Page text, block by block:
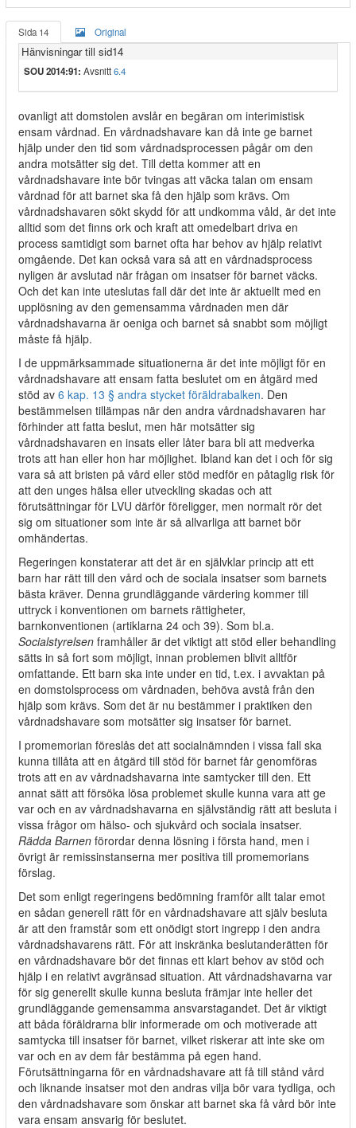
Sida 14 Original
Hänvisningar till sid14
SOU 2014:91: Avsnitt6.4
ovanligt att domstolen avslår en begäran om interimistisk
ensam vårdnad. En vårdnadshavare kan då inte ge barnet
hjälp under den tid som vårdnadsprocessen pågår om den
andra motsätter sig det. Till detta kommer att en
vårdnadshavare inte bör tvingas att väcka talan om ensam
vårdnad för att barnet ska få den hjälp som krävs. Om
vårdnadshavaren sökt skydd för att undkomma våld, är det inte
alltid som det finns ork och kraft att omedelbart driva en
process samtidigt som barnet ofta har behov av hjälp relativt
omgående. Det kan också vara så att en vårdnadsprocess
nyligen är avslutad när frågan om insatser för barnet väcks.
Och det kan inte uteslutas fall där det inte är aktuellt med en
upplösning av den gemensamma vårdnaden men där
vårdnadshavarna är oeniga och barnet så snabbt som möjligt
måste få hjälp.
I de uppmärksammade situationerna är det inte möjligt för en
vårdnadshavare att ensam fatta beslutet om en åtgärd med
stöd av 6 kap. 13 § andra stycket föräldrabalken. Den
bestämmelsen tillämpas när den andra vårdnadshavaren har
förhinder att fatta beslut, men här motsätter sig
vårdnadshavaren en insats eller låter bara bli att medverka
trots att han eller hon har möjlighet. Ibland kan det i och för sig
vara så att bristen på vård eller stöd medför en påtaglig risk för
att den unges hälsa eller utveckling skadas och att
förutsättningar för LVU därför föreligger, men normalt rör det
sig om situationer som inte är så allvarliga att barnet bör
omhändertas.
Regeringen konstaterar att det är en självklar princip att ett
barn har rätt till den vård och de sociala insatser som barnets
bästa kräver. Denna grundläggande värdering kommer till
uttryck i konventionen om barnets rättigheter,
barnkonventionen (artiklarna 24 och 39). Som bl.a.
Socialstyrelsen framhåller är det viktigt att stöd eller behandling
sätts in så fort som möjligt, innan problemen blivit alltför
omfattande. Ett barn ska inte under en tid, t.ex. i avvaktan på
en domstolsprocess om vårdnaden, behöva avstå från den
hjälp som krävs. Som det är nu bestämmer i praktiken den
vårdnadshavare som motsätter sig insatser för barnet.
I promemorian föreslås det att socialnämnden i vissa fall ska
kunna tillåta att en åtgärd till stöd för barnet får genomföras
trots att en av vårdnadshavarna inte samtycker till den. Ett
annat sätt att försöka lösa problemet skulle kunna vara att ge
var och en av vårdnadshavarna en självständig rätt att besluta i
vissa frågor om hälso- och sjukvård och sociala insatser.
Rädda Barnen förordar denna lösning i första hand, men i
övrigt är remissinstanserna mer positiva till promemorians
förslag.
Det som enligt regeringens bedömning framför allt talar emot
en sådan generell rätt för en vårdnadshavare att själv besluta
är att den framstår som ett onödigt stort ingrepp i den andra
vårdnadshavarens rätt. För att inskränka beslutanderätten för
en vårdnadshavare bör det finnas ett klart behov av stöd och
hjälp i en relativt avgränsad situation. Att vårdnadshavarna var
för sig generellt skulle kunna besluta främjar inte heller det
grundläggande gemensamma ansvarstagandet. Det är viktigt
att båda föräldrarna blir informerade om och motiverade att
samtycka till insatser för barnet, vilket riskerar att inte ske om
var och en av dem får bestämma på egen hand.
Förutsättningarna för en vårdnadshavare att få till stånd vård
och liknande insatser mot den andras vilja bör vara tydliga, och
den vårdnadshavare som önskar att barnet ska få vård bör inte
vara ensam ansvarig för beslutet.